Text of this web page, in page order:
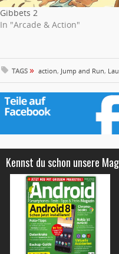
Gibbets 2
In "Arcade & Action"
TAGS » action, Jump and Run,
Kennst du schon unsere